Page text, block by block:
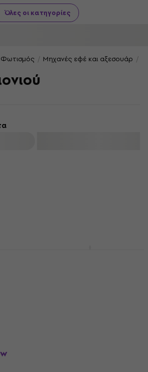
Όλες οι κατηγορίες
Φωτισμός Μηχανές εφέ και αξεσουάρ